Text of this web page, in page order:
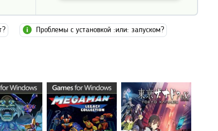
Проблемы с установкой :или: запуском?